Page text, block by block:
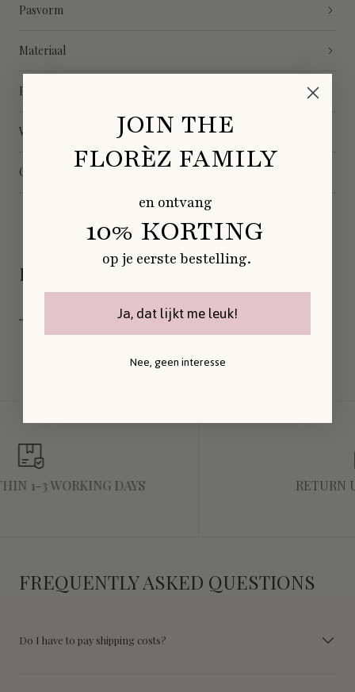
Pasvorm
Materiaal
Bezorgen & retourneren
Wasvoorschriften
Contact
DIT VIND JE MISSCHIEN OOK LEUK
1-3 WORKING DAYS RETURN
FREQUENTLY ASKED QUESTIONS
Do I have to pay shipping costs?
JOIN THE
FLORÈZ FAMILY
en ontvang
10% KORTING
op je eerste bestelling.
Ja, dat lijkt me leuk!
Nee, geen interesse